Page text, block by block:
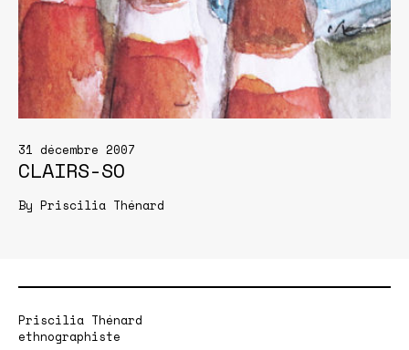
31 décembre 2007
CLAIRS-SO
By Priscilia Thénard
Priscilia Thénard
ethnographiste